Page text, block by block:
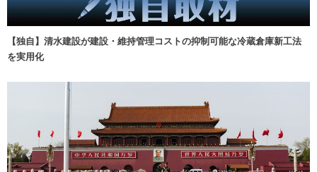
【独自】清水建設が建設・維持管理コストの抑制可能な冷蔵倉庫新工法
を実用化